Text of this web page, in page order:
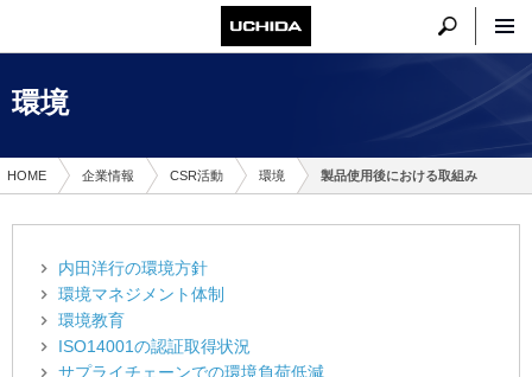
環境
HOME 企業情報 CSR活動 環境 製品使用後における取組み
内田洋行の環境方針
環境マネジメント体制
環境教育
ISO14001の認証取得状況
サプライチェーンでの環境負荷低減